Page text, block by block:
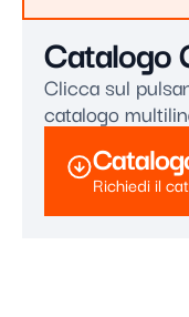
Catalogo
Clicca sul
catalogo
Richiedi il